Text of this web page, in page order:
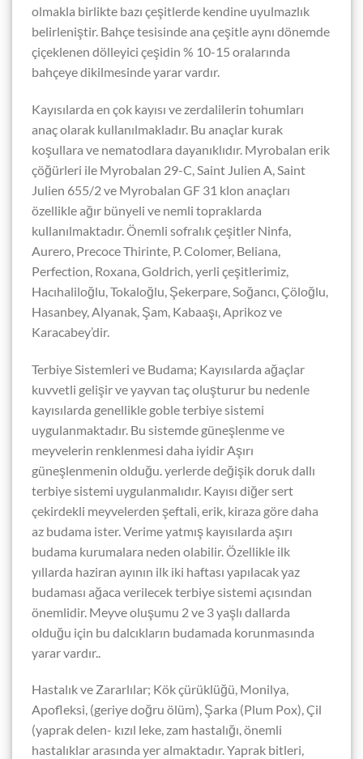
olmakla birlikte bazı çeşitlerde kendine uyulmazlık
belirleniştir. Bahçe tesisinde ana çeşitle aynı dönemde
çiçeklenen dölleyici çeşidin % 10-15 oralarında
bahçeye dikilmesinde yarar vardır.
Kayısılarda en çok kayısı ve zerdalilerin tohumları
anaç olarak kullanılmakladır. Bu anaçlar kurak
koşullara ve nematodlara dayanıklıdır. Myrobalan erik
çöğürleri ile Myrobalan 29-C, Saint Julien A, Saint
Julien 655/2 ve Myrobalan GF 31 klon anaçları
özellikle ağır bünyeli ve nemli topraklarda
kullanılmaktadır. Önemli sofralık çeşitler Ninfa,
Aurero, Precoce Thirinte, P. Colomer, Beliana,
Perfection, Roxana, Goldrich, yerli çeşitlerimiz,
Hacıhaliloğlu, Tokaloğlu, Şekerpare, Soğancı, Çöloğlu,
Hasanbey, Alyanak, Şam, Kabaaşı, Aprikoz ve
Karacabey’dir.
Terbiye Sistemleri ve Budama; Kayısılarda ağaçlar
kuvvetli gelişir ve yayvan taç oluşturur bu nedenle
kayısılarda genellikle goble terbiye sistemi
uygulanmaktadır. Bu sistemde güneşlenme ve
meyvelerin renklenmesi daha iyidir Aşırı
güneşlenmenin olduğu. yerlerde değişik doruk dallı
terbiye sistemi uygulanmalıdır. Kayısı diğer sert
çekirdekli meyvelerden şeftali, erik, kiraza göre daha
az budama ister. Verime yatmış kayısılarda aşırı
budama kurumalara neden olabilir. Özellikle ilk
yıllarda haziran ayının ilk iki haftası yapılacak yaz
budaması ağaca verilecek terbiye sistemi açısından
önemlidir. Meyve oluşumu 2 ve 3 yaşlı dallarda
olduğu için bu dalcıkların budamada korunmasında
yarar vardır..
Hastalık ve Zararlılar; Kök çürüklüğü, Monilya,
Apofleksi, (geriye doğru ölüm), Şarka (Plum Pox), Çil
(yaprak delen- kızıl leke, zam hastalığı, önemli
hastalıklar arasında yer almaktadır. Yaprak bitleri,